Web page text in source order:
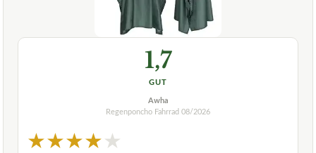
1,7
GUT
Awha
Regenponcho Fahrrad 08/2026
★★★★★